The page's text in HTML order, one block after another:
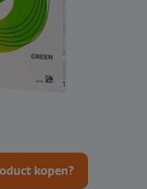
kopen?